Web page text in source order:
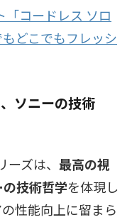
「コードレス ソロ
どこでもフレッシ
ソニーの技術
ズは、 最高の視
の技術哲学を体現し
性能向上に留まら